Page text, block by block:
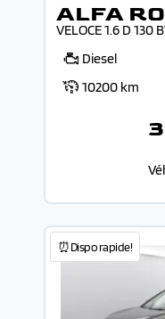
ALFA
VELOCE 1.6 D 130
Diesel
10200 km
⏰Dispo rapide!